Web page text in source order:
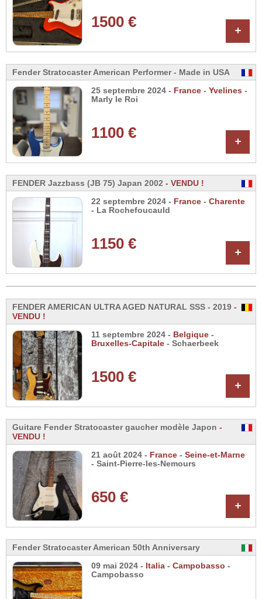
1500 € +
Fender Stratocaster American Performer - Made in USA
25 septembre 2024 - France - Yvelines -
Marly le Roi
1100 € +
FENDER Jazzbass (JB 75) Japan 2002 - VENDU !
22 septembre 2024 - France - Charente
- La Rochefoucauld
1150 € +
FENDER AMERICAN ULTRA AGED NATURAL SSS - 2019 -
VENDU !
11 septembre 2024 - Belgique -
Bruxelles-Capitale - Schaerbeek
1500 € +
Guitare Fender Stratocaster gaucher modèle Japon -
VENDU !
21 août 2024 - France - Seine-et-Marne
- Saint-Pierre-les-Nemours
650 € +
Fender Stratocaster American 50th Anniversary
09 mai 2024 - Italia - Campobasso -
Campobasso